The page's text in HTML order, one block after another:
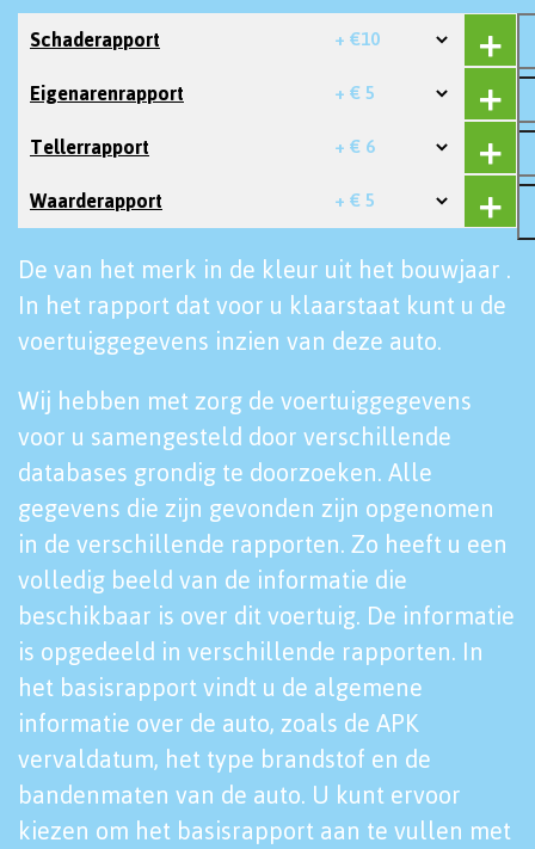
Schaderapport + €10
Eigenarenrapport + € 5
Tellerrapport + € 6
Waarderapport + € 5
De van het merk in de kleur uit het bouwjaar .
In het rapport dat voor u klaarstaat kunt u de
voertuiggegevens inzien van deze auto.
Wij hebben met zorg de voertuiggegevens
voor u samengesteld door verschillende
databases grondig te doorzoeken. Alle
gegevens die zijn gevonden zijn opgenomen
in de verschillende rapporten. Zo heeft u een
volledig beeld van de informatie die
beschikbaar is over dit voertuig. De informatie
is opgedeeld in verschillende rapporten. In
het basisrapport vindt u de algemene
informatie over de auto, zoals de APK
vervaldatum, het type brandstof en de
bandenmaten van de auto. U kunt ervoor
kiezen om het basisrapport aan te vullen met